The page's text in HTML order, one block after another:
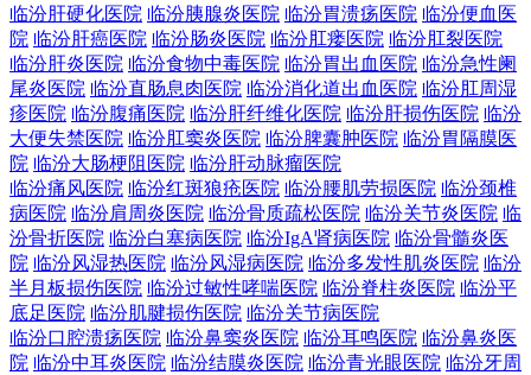
临汾肝硬化医院 临汾胰腺炎医院 临汾胃溃疡医院 临汾便血医
院 临汾肝癌医院 临汾肠炎医院 临汾肛瘘医院 临汾肛裂医院
临汾肝炎医院 临汾食物中毒医院 临汾胃出血医院 临汾急性阑
尾炎医院 临汾直肠息肉医院 临汾消化道出血医院 临汾肛周湿
疹医院 临汾腹痛医院 临汾肝纤维化医院 临汾肝损伤医院 临汾
大便失禁医院 临汾肛窦炎医院 临汾脾囊肿医院 临汾胃隔膜医
院 临汾大肠梗阻医院 临汾肝动脉瘤医院
临汾痛风医院 临汾红斑狼疮医院 临汾腰肌劳损医院 临汾颈椎
病医院 临汾肩周炎医院 临汾骨质疏松医院 临汾关节炎医院 临
汾骨折医院 临汾白塞病医院 临汾IgA肾病医院 临汾骨髓炎医
院 临汾风湿热医院 临汾风湿病医院 临汾多发性肌炎医院 临汾
半月板损伤医院 临汾过敏性哮喘医院 临汾脊柱炎医院 临汾平
底足医院 临汾肌腱损伤医院 临汾关节病医院
临汾口腔溃疡医院 临汾鼻窦炎医院 临汾耳鸣医院 临汾鼻炎医
院 临汾中耳炎医院 临汾结膜炎医院 临汾青光眼医院 临汾牙周